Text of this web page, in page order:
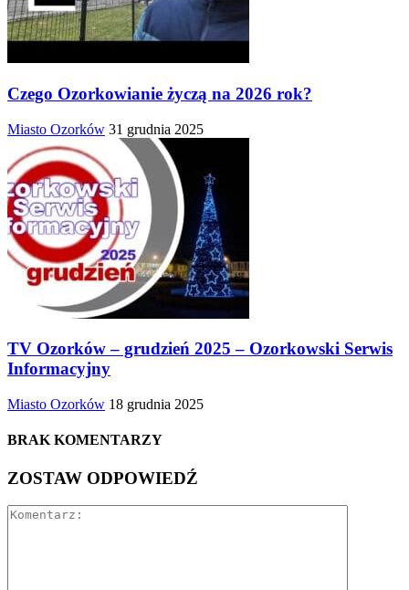
Czego Ozorkowianie życzą na 2026 rok?
Miasto Ozorków 31 grudnia 2025
TV Ozorków – grudzień 2025 – Ozorkowski Serwis
Informacyjny
Miasto Ozorków 18 grudnia 2025
BRAK KOMENTARZY
ZOSTAW ODPOWIEDŹ